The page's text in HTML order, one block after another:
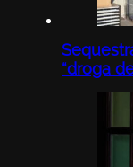
“droga